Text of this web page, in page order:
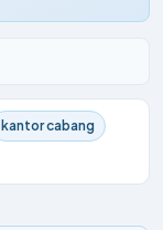
kantor cabang